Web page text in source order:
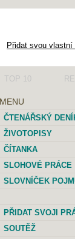
Přidat svou vlastní
TOP 10
MENU
ČTENÁŘSKÝ
ŽIVOTOPISY
ČÍTANKA
SLOHOVÉ PRÁCE
SLOVNÍČEK
PŘIDAT SVOJI
SOUTĚŽ